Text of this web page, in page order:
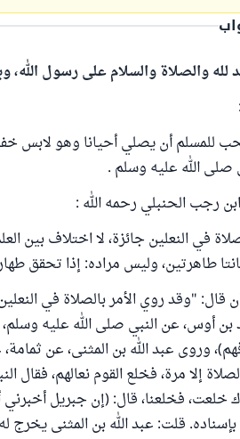
لله والصلاة والسلام على رسول الله،
للمسلم أن يصلي أحيانا وهو لابس
صلى الله عليه وسلم .
رجب الحنبلي رحمه الله :
في النعلين جائزة، لا اختلاف بين
طاهرتين، وليس مراده: إذا تحقق
قال: "وقد روي الأمر بالصلاة في
أوس، عن النبي صلى الله عليه وسلم،
وروى عبد الله بن المثنى، عن
إلا مرة، فخلع القوم نعالهم، فقال
خلعت، فخلعنا، قال: (إن جبريل أخبرني
قلت: عبد الله بن المثنى يخرج